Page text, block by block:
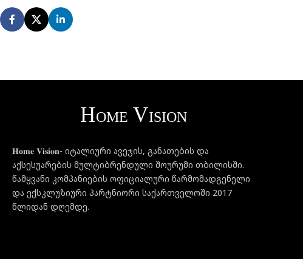
𝐇𝐨𝐦𝐞 𝐕𝐢𝐬𝐢𝐨𝐧- იტალიური ავეჯის, განათების და
აქსესუარების მულტიბრენდული შოურუმი თბილისში.
წამყვანი კომპანიების ოფიციალური წარმომადგენელი
და ექსკლუზიური პარტნიორი საქართველოში 2017
წლიდან დღემდე.